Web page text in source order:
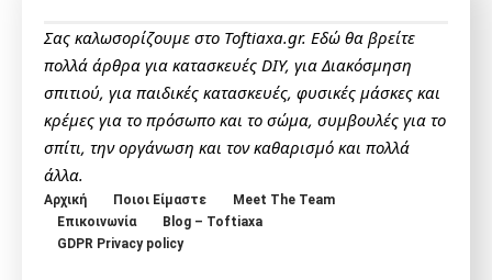
Σας καλωσορίζουμε στο Toftiaxa.gr. Εδώ θα βρείτε
πολλά άρθρα για κατασκευές DIY, για Διακόσμηση
σπιτιού, για παιδικές κατασκευές, φυσικές μάσκες και
κρέμες για το πρόσωπο και το σώμα, συμβουλές για το
σπίτι, την οργάνωση και τον καθαρισμό και πολλά
άλλα.
Αρχική Ποιοι Είμαστε
Meet The Team
Επικοινωνία
Blog – Toftiaxa
GDPR Privacy policy